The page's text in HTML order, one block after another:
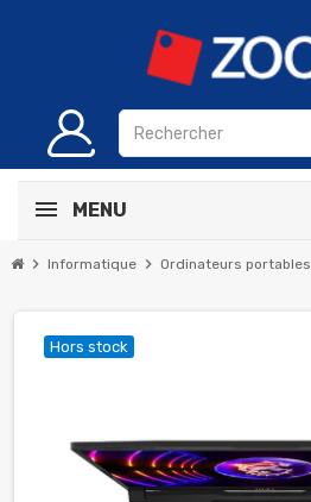
MENU
chevron_right Informatique chevron_right Ordinateurs portables
Hors stock